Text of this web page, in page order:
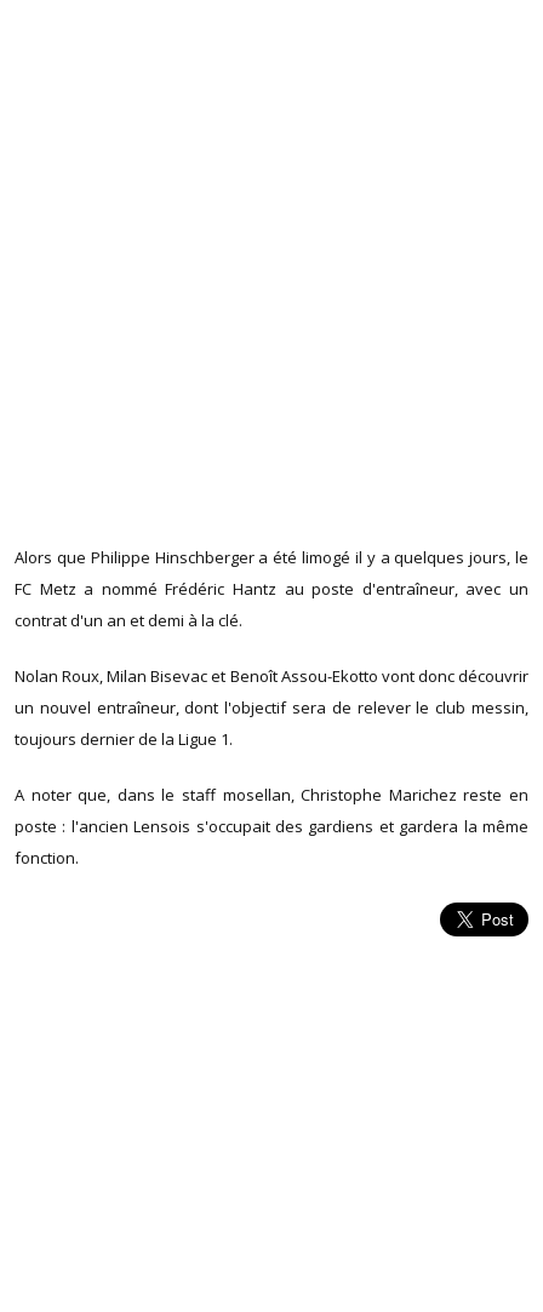
Alors que Philippe Hinschberger a été limogé il y a quelques jours, le
FC Metz a nommé Frédéric Hantz au poste d'entraîneur, avec un
contrat d'un an et demi à la clé.
Nolan Roux, Milan Bisevac et Benoît Assou-Ekotto vont donc découvrir
un nouvel entraîneur, dont l'objectif sera de relever le club messin,
toujours dernier de la Ligue 1.
A noter que, dans le staff mosellan, Christophe Marichez reste en
poste : l'ancien Lensois s'occupait des gardiens et gardera la même
fonction.